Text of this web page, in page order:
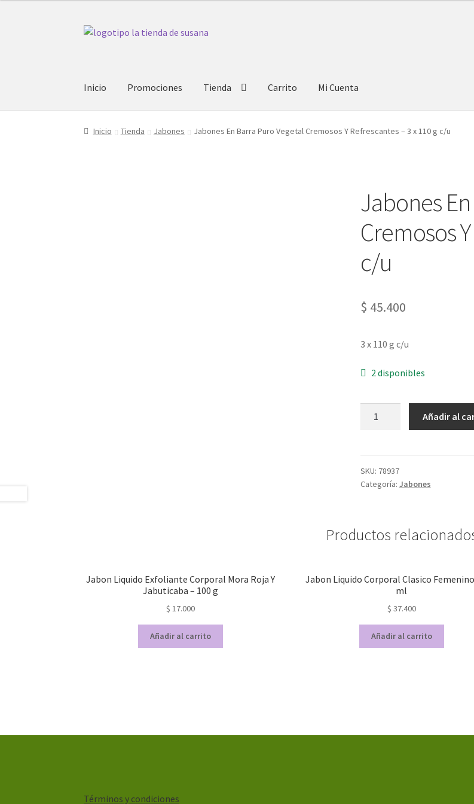
Ir
Ir
Inicio Promociones Tienda Carrito Mi Cuenta
Inicio Tienda Jabones Jabones En Barra Puro Vegetal Cremosos Y Refrescantes – 3 x 110 g c/u
Jabones
Cremosos
c/u
$ 45.400
3 x 110 g c/u
2 disponibles
Vegetal
Cremosos
-
110
Añadir al
SKU: 78937
Categoría: Jabones
Productos
Jabon Liquido Exfoliante Corporal Mora Roja Y
Jabuticaba – 100 g
$ 17.000
Añadir al carrito
Jabon Liquido Corporal Clasico
ml
$ 37.400
Añadir al carrito
Términos y condiciones